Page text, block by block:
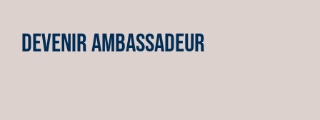
DEVENIR AMBASSADEUR